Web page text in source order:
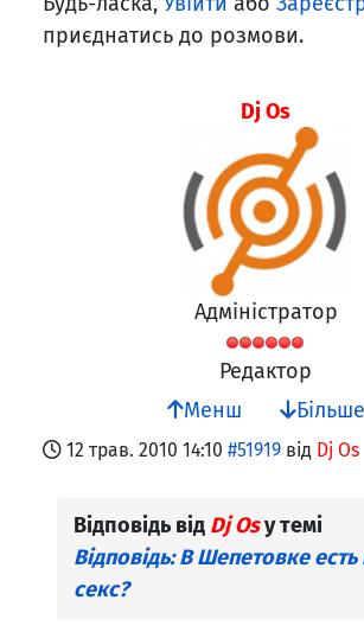
приєднатись до розмови.
Dj Os
Адміністратор
Редактор
Менш
Більше
12 трав. 2010 14:10 #51919 від Dj Os
Відповідь від Dj Osу темі
Відповідь: В Шепетовке
секс?